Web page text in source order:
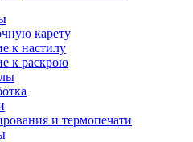
карету
к настилу
к раскрою
и термопечати